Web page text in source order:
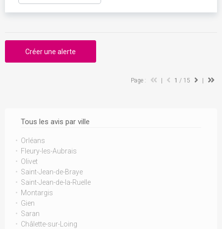
Tous les avis par ville
Orléans
Fleury-les-Aubrais
Olivet
Saint-Jean-de-Braye
Saint-Jean-de-la-Ruelle
Montargis
Gien
Saran
Châlette-sur-Loing
Créer une alerte
Page : 1 / 15